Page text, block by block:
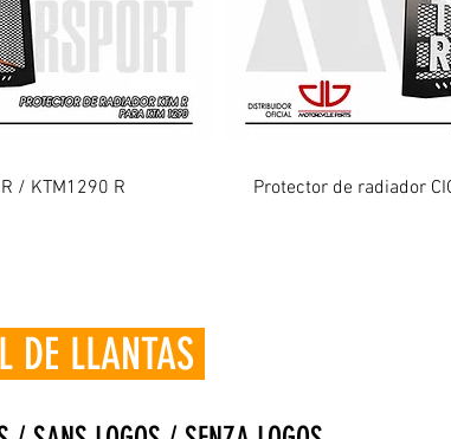
/ KTM1290 R
Protector de radiador
LLANTAS